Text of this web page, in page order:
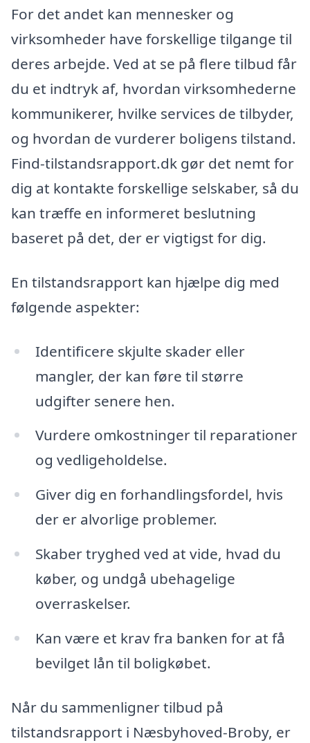
For det andet kan mennesker og
virksomheder have forskellige tilgange til
deres arbejde. Ved at se på flere tilbud får
du et indtryk af, hvordan virksomhederne
kommunikerer, hvilke services de tilbyder,
og hvordan de vurderer boligens tilstand.
Find-tilstandsrapport.dk gør det nemt for
dig at kontakte forskellige selskaber, så du
kan træffe en informeret beslutning
baseret på det, der er vigtigst for dig.
En tilstandsrapport kan hjælpe dig med
følgende aspekter:
Identificere skjulte skader eller
mangler, der kan føre til større
udgifter senere hen.
Vurdere omkostninger til reparationer
og vedligeholdelse.
Giver dig en forhandlingsfordel, hvis
der er alvorlige problemer.
Skaber tryghed ved at vide, hvad du
køber, og undgå ubehagelige
overraskelser.
Kan være et krav fra banken for at få
bevilget lån til boligkøbet.
Når du sammenligner tilbud på
tilstandsrapport i Næsbyhoved-Broby, er